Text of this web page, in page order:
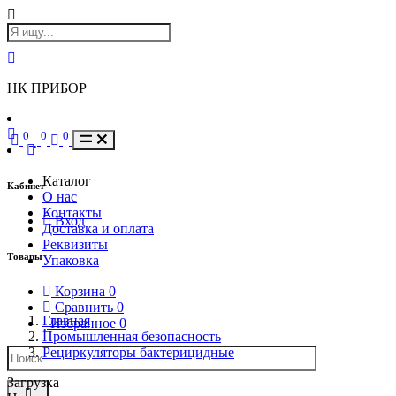
НК ПРИБОР
Кабинет
Вход
Товары
Корзина 0
Сравнить 0
Избранное 0
0 0 0
Каталог
О нас
Контакты
Доставка и оплата
Реквизиты
Упаковка
Главная
Промышленная безопасность
Рециркуляторы бактерицидные
Загрузка